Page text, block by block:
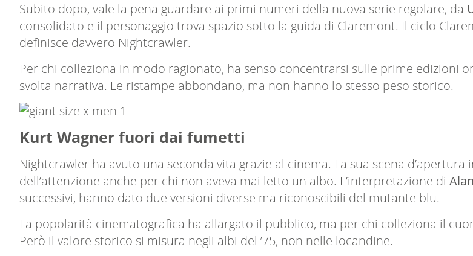
Subito dopo, vale la pena guardare ai primi numeri della nuova serie regolare, da
consolidato e il personaggio trova spazio sotto la guida di Claremont. Il ciclo
definisce davvero Nightcrawler.
Per chi colleziona in modo ragionato, ha senso concentrarsi sulle prime edizioni
svolta narrativa. Le ristampe abbondano, ma non hanno lo stesso peso storico.
Kurt Wagner fuori dai fumetti
Nightcrawler ha avuto una seconda vita grazie al cinema. La sua scena d’apertura
dell’attenzione anche per chi non aveva mai letto un albo. L’interpretazione di
successivi, hanno dato due versioni diverse ma riconoscibili del mutante blu.
La popolarità cinematografica ha allargato il pubblico, ma per chi colleziona il
Però il valore storico si misura negli albi del ’75, non nelle locandine.